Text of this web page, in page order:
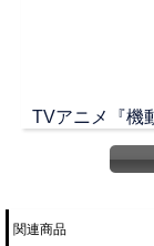
TVアニメ『機
のラジオ番組
那・バーンス
関連商品